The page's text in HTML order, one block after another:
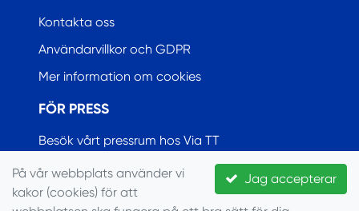
Kontakta oss
Användarvillkor och GDPR
Mer information om cookies
FÖR PRESS
Besök vårt pressrum hos Via TT
© Seglarförbundet, 2022
Jag accepterar
På vår webbplats använder vi
kakor (cookies) för att